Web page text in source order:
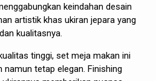
keindahan desain
artistik khas ukiran jepara yang
kualitasnya.
tinggi, set meja makan ini
tetap elegan. Finishing